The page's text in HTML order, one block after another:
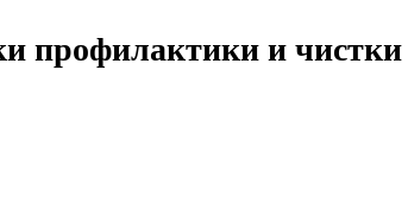
профилактики и чистки